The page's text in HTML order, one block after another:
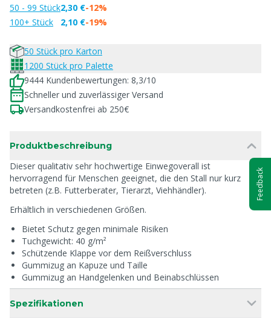
50 - 99 Stück
100+ Stück
2,30 €
2,10 €
-12%
-19%
50 Stück pro Karton
1200 Stück pro Palette
9444 Kundenbewertungen: 8,3/10
Schneller und zuverlässiger Versand
Versandkostenfrei ab 250€
Produktbeschreibung
Dieser qualitativ sehr hochwertige Einwegoverall ist
hervorragend für Menschen geeignet, die den Stall nur kurz
betreten (z.B. Futterberater, Tierarzt, Viehhändler).
Erhältlich in verschiedenen Größen.
Bietet Schutz gegen minimale Risiken
Tuchgewicht: 40 g/m²
Schützende Klappe vor dem Reißverschluss
Gummizug an Kapuze und Taille
Gummizug an Handgelenken und Beinabschlüssen
Spezifikationen
Feedback